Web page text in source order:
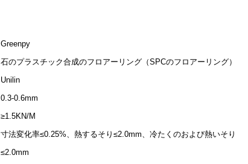
Greenpy
石のプラスチック合成のフロアーリング（SPCのフロアーリング）
Unilin
0.3-0.6mm
≥1.5KN/M
寸法変化率≤0.25%、熱するそり≤2.0mm、冷たくのおよび熱いそり
≤2.0mm